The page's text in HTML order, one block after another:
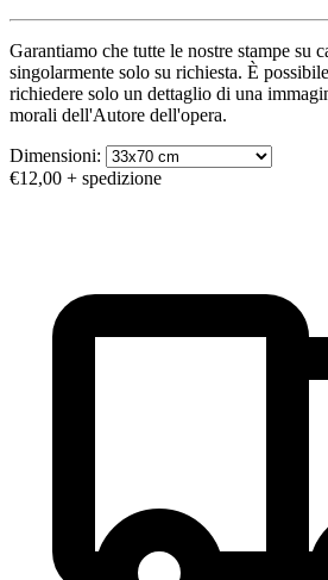
Garantiamo che tutte le nostre stampe su
singolarmente solo su richiesta. È
richiedere solo un dettaglio di una
morali dell'Autore dell'opera.
Dimensioni:
€12,00 + spedizione